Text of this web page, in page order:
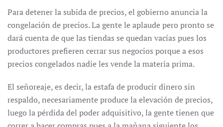
Para detener la subida de precios, el gobierno anuncia la
congelación de precios. La gente le aplaude pero pronto se
dará cuenta de que las tiendas se quedan vacías pues los
productores prefieren cerrar sus negocios porque a esos
precios congelados nadie les vende la materia prima.
El señoreaje, es decir, la estafa de producir dinero sin
respaldo, necesariamente produce la elevación de precios,
luego la pérdida del poder adquisitivo, la gente tienen que